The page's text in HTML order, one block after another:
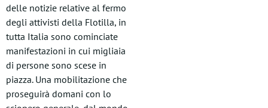
delle notizie relative al fermo
degli attivisti della Flotilla, in
tutta Italia sono cominciate
manifestazioni in cui migliaia
di persone sono scese in
piazza. Una mobilitazione che
proseguirà domani con lo